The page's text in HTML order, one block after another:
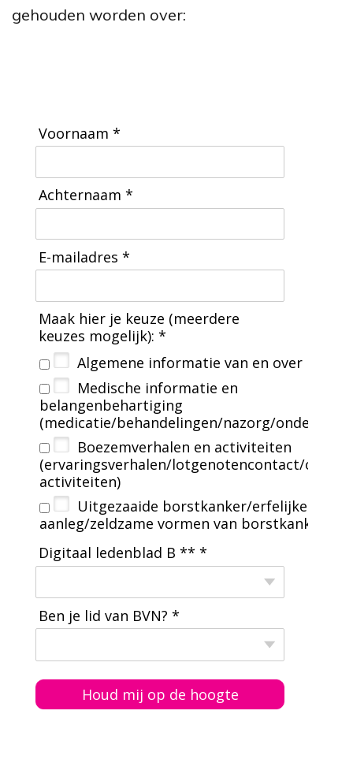
gehouden worden over:
Voornaam *
Achternaam *
E-mailadres *
Maak hier je keuze (meerdere
keuzes mogelijk): *
Algemene informatie van en over BVN
Medische informatie en
belangenbehartiging
(medicatie/behandelingen/nazorg/
Boezemverhalen en activiteiten
(ervaringsverhalen/lotgenotencontact/
activiteiten)
Uitgezaaide borstkanker/erfelijke
aanleg/zeldzame vormen van borstkanker
Digitaal ledenblad B ** *
Ben je lid van BVN? *
Houd mij op de hoogte